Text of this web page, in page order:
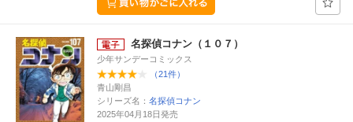
名探偵コナン（１０７）
少年サンデーコミックス
（21件）
青山剛昌
シリーズ名： 名探偵コナン
2025年04月18日発売